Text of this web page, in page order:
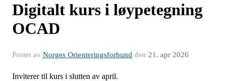
Digitalt kurs i løypetegning
OCAD
Postet av Norges Orienteringsforbund den 21. apr 2026
Inviterer til kurs i slutten av april.